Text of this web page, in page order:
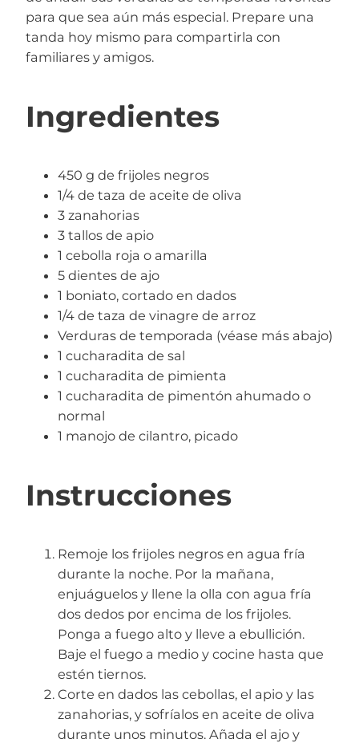
para que sea aún más especial. Prepare una
tanda hoy mismo para compartirla con
familiares y amigos.
Ingredientes
450 g de frijoles negros
1/4 de taza de aceite de oliva
3 zanahorias
3 tallos de apio
1 cebolla roja o amarilla
5 dientes de ajo
1 boniato, cortado en dados
1/4 de taza de vinagre de arroz
Verduras de temporada (véase más abajo)
1 cucharadita de sal
1 cucharadita de pimienta
1 cucharadita de pimentón ahumado o
normal
1 manojo de cilantro, picado
Instrucciones
Remoje los frijoles negros en agua fría
durante la noche. Por la mañana,
enjuáguelos y llene la olla con agua fría
dos dedos por encima de los frijoles.
Ponga a fuego alto y lleve a ebullición.
Baje el fuego a medio y cocine hasta que
estén tiernos.
Corte en dados las cebollas, el apio y las
zanahorias, y sofríalos en aceite de oliva
durante unos minutos. Añada el ajo y